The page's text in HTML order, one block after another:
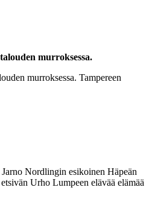
murroksessa.
murroksessa. Tampereen
Nordlingin esikoinen Häpeän
Urho Lumpeen elävää elämää